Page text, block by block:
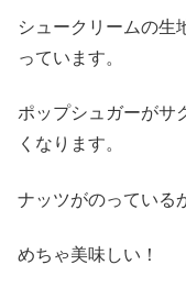
シュークリームの生
っています。
ポップシュガーがサ
くなります。
ナッツがのっている
めちゃ美味しい！